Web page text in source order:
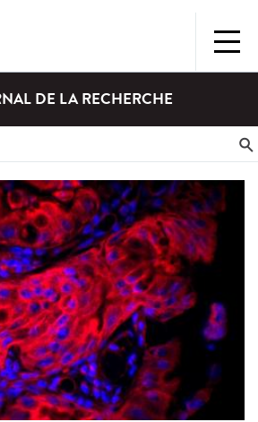
DE LA RECHERCHE